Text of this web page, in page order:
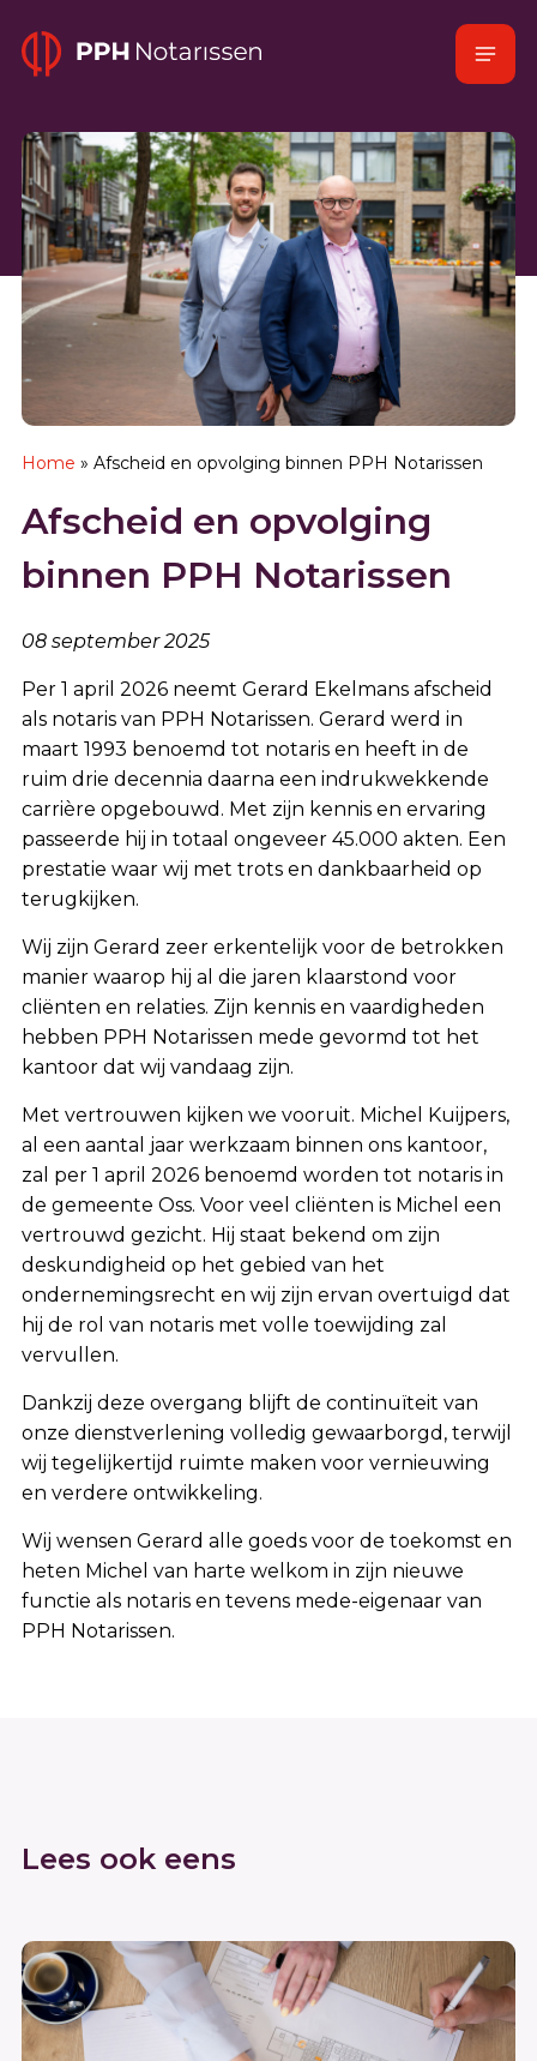
hoofdinhoud
Home
Home » Afscheid en opvolging binnen PPH Notarissen
Afscheid en opvolging
binnen PPH Notarissen
08 september 2025
Per 1 april 2026 neemt Gerard Ekelmans afscheid
als notaris van PPH Notarissen. Gerard werd in
maart 1993 benoemd tot notaris en heeft in de
ruim drie decennia daarna een indrukwekkende
carrière opgebouwd. Met zijn kennis en ervaring
passeerde hij in totaal ongeveer 45.000 akten. Een
prestatie waar wij met trots en dankbaarheid op
terugkijken.
Wij zijn Gerard zeer erkentelijk voor de betrokken
manier waarop hij al die jaren klaarstond voor
cliënten en relaties. Zijn kennis en vaardigheden
hebben PPH Notarissen mede gevormd tot het
kantoor dat wij vandaag zijn.
Met vertrouwen kijken we vooruit. Michel Kuijpers,
al een aantal jaar werkzaam binnen ons kantoor,
zal per 1 april 2026 benoemd worden tot notaris in
de gemeente Oss. Voor veel cliënten is Michel een
vertrouwd gezicht. Hij staat bekend om zijn
deskundigheid op het gebied van het
ondernemingsrecht en wij zijn ervan overtuigd dat
hij de rol van notaris met volle toewijding zal
vervullen.
Dankzij deze overgang blijft de continuïteit van
onze dienstverlening volledig gewaarborgd, terwijl
wij tegelijkertijd ruimte maken voor vernieuwing
en verdere ontwikkeling.
Wij wensen Gerard alle goeds voor de toekomst en
heten Michel van harte welkom in zijn nieuwe
functie als notaris en tevens mede-eigenaar van
PPH Notarissen.
Lees ook eens